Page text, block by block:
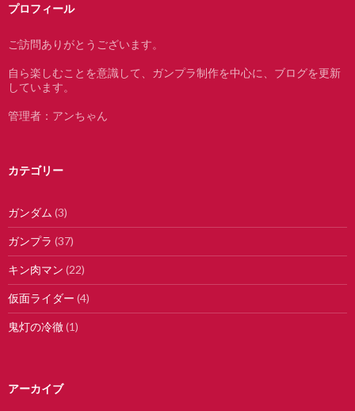
プロフィール
ご訪問ありがとうございます。
自ら楽しむことを意識して、ガンプラ制作を中心に、ブログを更新
しています。
管理者：アンちゃん
カテゴリー
ガンダム (3)
ガンプラ (37)
キン肉マン (22)
仮面ライダー (4)
鬼灯の冷徹(1)
アーカイブ